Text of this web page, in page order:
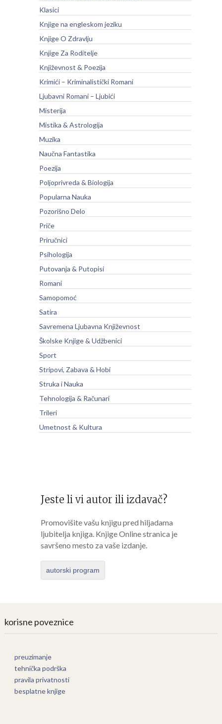
Klasici
Knjige na engleskom jeziku
Knjige O Zdravlju
Knjige Za Roditelje
Književnost & Poezija
Krimići – Kriminalistički Romani
Ljubavni Romani – Ljubići
Misterija
Mistika & Astrologija
Muzika
Naučna Fantastika
Poezija
Poljoprivreda & Biologija
Popularna Nauka
Pozorišno Delo
Priče
Priručnici
Psihologija
Putovanja & Putopisi
Romani
Samopomoć
Satira
Savremena Ljubavna Književnost
Školske Knjige & Udžbenici
Sport
Stripovi, Zabava & Hobi
Struka i Nauka
Tehnologija & Računari
Trileri
Umetnost & Kultura
Jeste li vi autor ili izdavač?
Promovišite vašu knjigu pred hiljadama
ljubitelja knjiga. Knjige Online stranica je
savršeno mesto za vaše izdanje.
autorski program
korisne poveznice
preuzimanje
tehnička podrška
pravila privatnosti
besplatne knjige